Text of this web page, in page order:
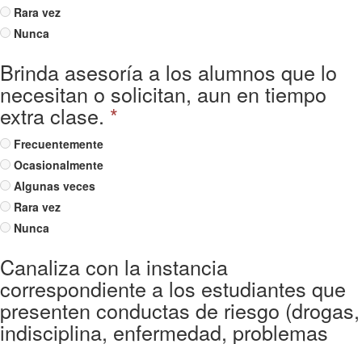
Rara vez
Nunca
Brinda asesoría a los alumnos que lo
necesitan o solicitan, aun en tiempo
extra clase. *
Frecuentemente
Ocasionalmente
Algunas veces
Rara vez
Nunca
Canaliza con la instancia
correspondiente a los estudiantes que
presenten conductas de riesgo (drogas,
indisciplina, enfermedad, problemas